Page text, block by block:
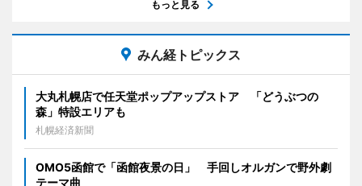
もっと見る
みん経トピックス
大丸札幌店で任天堂ポップアップストア 「どうぶつの
森」特設エリアも
札幌経済新聞
OMO5函館で「函館夜景の日」 手回しオルガンで野外劇
テーマ曲